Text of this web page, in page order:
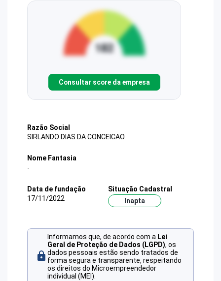
Consultar score da empresa
Razão Social
SIRLANDO DIAS DA CONCEICAO
Nome Fantasia
-
Data de fundação
17/11/2022
Situação Cadastral
Inapta
Informamos que, de acordo com a Lei
Geral de Proteção de Dados (LGPD), os
dados pessoais estão sendo tratados de
forma segura e transparente, respeitando
os direitos do Microempreendedor
individual (MEI).